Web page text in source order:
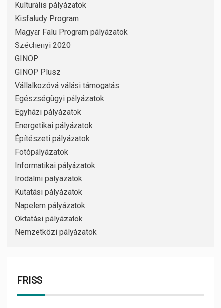
Kulturális pályázatok
Kisfaludy Program
Magyar Falu Program pályázatok
Széchenyi 2020
GINOP
GINOP Plusz
Vállalkozóvá válási támogatás
Egészségügyi pályázatok
Egyházi pályázatok
Energetikai pályázatok
Építészeti pályázatok
Fotópályázatok
Informatikai pályázatok
Irodalmi pályázatok
Kutatási pályázatok
Napelem pályázatok
Oktatási pályázatok
Nemzetközi pályázatok
FRISS